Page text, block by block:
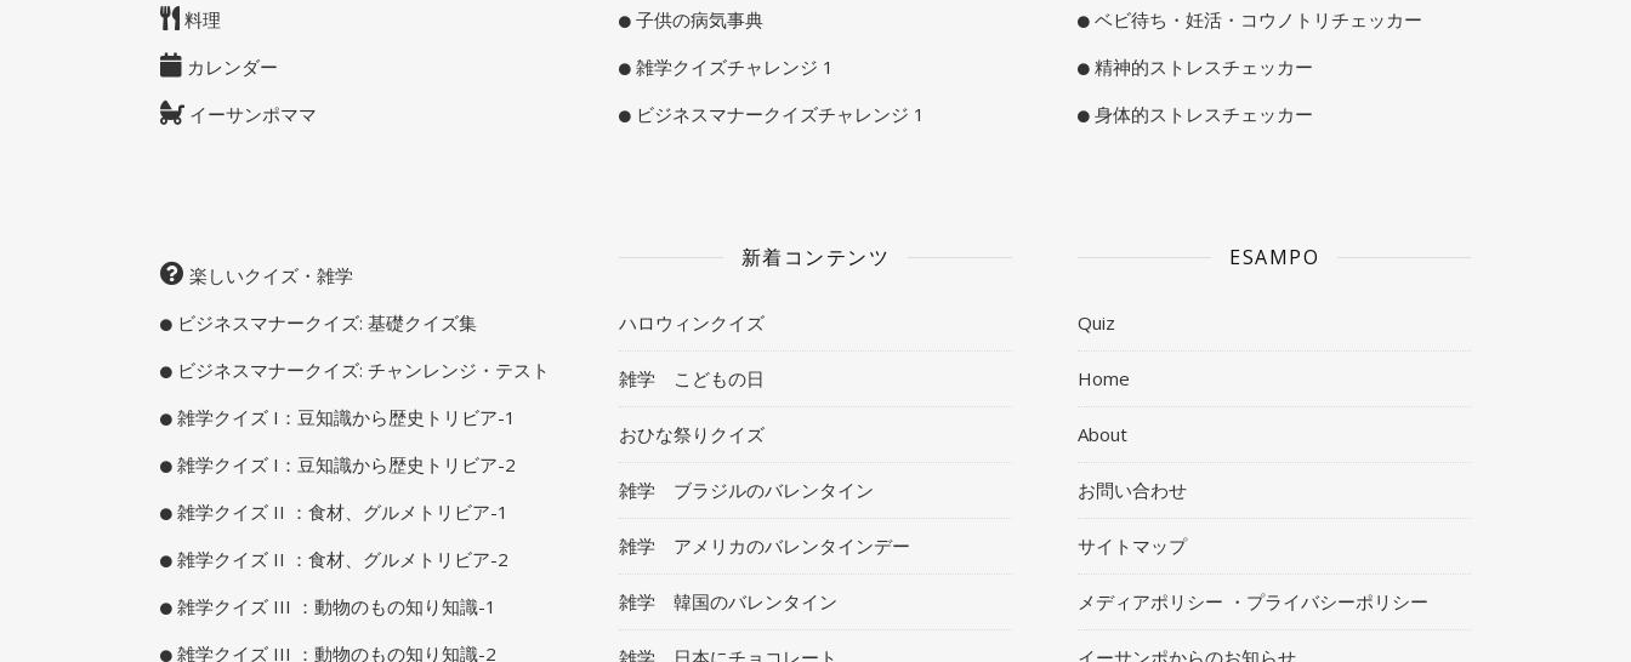
料理
カレンダー
イーサンポママ
子供の病気事典
雑学クイズチャレンジ 1
ビジネスマナークイズチャレンジ 1
ベビ待ち・妊活・コウノトリチェッカー
精神的ストレスチェッカー
身体的ストレスチェッカー
楽しいクイズ・雑学
ビジネスマナークイズ: 基礎クイズ集
ビジネスマナークイズ: チャンレンジ・テスト
雑学クイズ I：豆知識から歴史トリビア-1
雑学クイズ I：豆知識から歴史トリビア-2
雑学クイズ II ：食材、グルメトリビア-1
雑学クイズ II ：食材、グルメトリビア-2
雑学クイズ III ：動物のもの知り知識-1
雑学クイズ III ：動物のもの知り知識-2
新着コンテンツ
ハロウィンクイズ
雑学 こどもの日
おひな祭りクイズ
雑学 ブラジルのバレンタイン
雑学 アメリカのバレンタインデー
雑学 韓国のバレンタイン
ESAMPO
Quiz
Home
About
お問い合わせ
サイトマップ
メディアポリシー ・プライバシーポリシー